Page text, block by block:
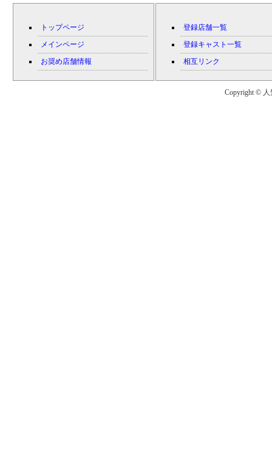
トップページ
メインページ
お奨め店舗情報
登録店舗一覧
登録キャスト一覧
相互リンク
Copyright © 人